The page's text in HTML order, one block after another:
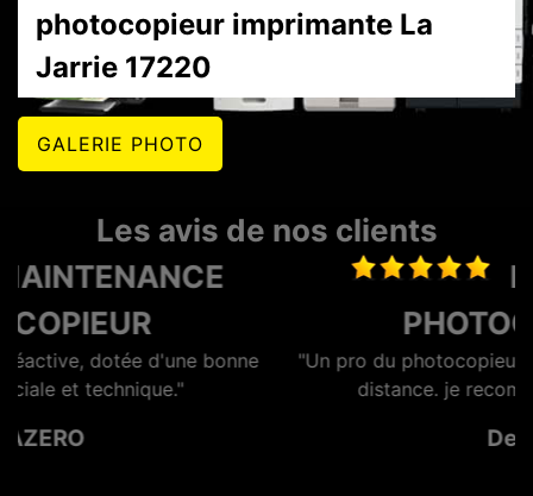
photocopieur imprimante La
Jarrie 17220
GALERIE PHOTO
Les avis de nos clients
DEPANNAGE
PHOTOCOPIEUR
"Un pro du photocopieur merci pour l'assistance à
distance. je recommande un vrai pro"